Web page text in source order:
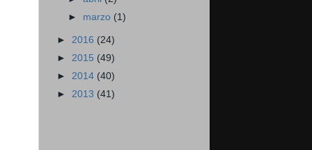
► marzo (1)
► 2016 (24)
► 2015 (49)
► 2014 (40)
► 2013 (41)